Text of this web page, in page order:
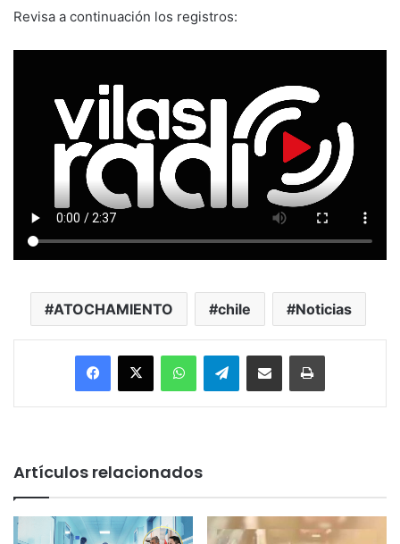
Revisa a continuación los registros:
ATOCHAMIENTO chile Noticias
Facebook
X WhatsAppTelegramEnviar vía email Imprimir
Artículos relacionados